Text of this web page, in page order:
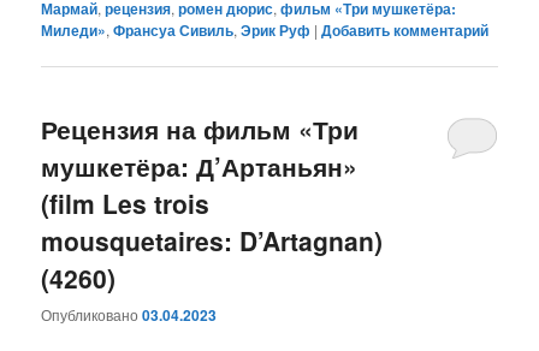
Мармай,рецензия,ромен дюрис,фильм «Три мушкетёра:
Миледи»,Франсуа Сивиль,Эрик Руф |Добавить комментарий
Рецензия на фильм «Три
мушкетёра: Д’Артаньян»
(film Les trois
mousquetaires: D’Artagnan)
(4260)
Опубликовано03.04.2023